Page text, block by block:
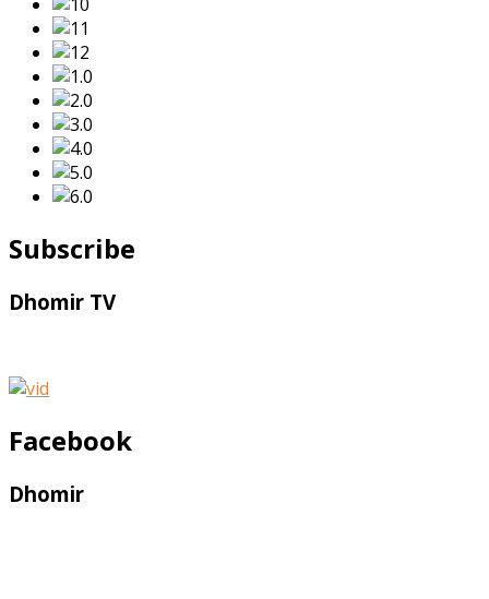
Subscribe
Dhomir TV
Facebook
Dhomir